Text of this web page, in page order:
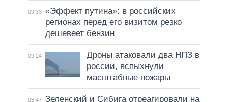
09:33 «Эффект путина»: в российских
регионах перед его визитом резко
дешевеет бензин
09:24
Дроны атаковали два НПЗ в
россии, вспыхнули
масштабные пожары
08:47 Зеленский и Сибига отреагировали на